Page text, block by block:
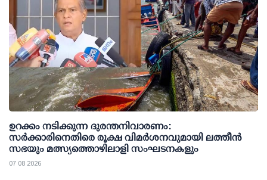
ഉറക്കം നടിക്കുന്ന ദുരന്തനിവാരണം:
സര്‍ക്കാരിനെതിരെ രൂക്ഷ വിമര്‍ശനവുമായി ലത്തീന്‍
സഭയും മത്സ്യത്തൊഴിലാളി സംഘടനകളും
07 08 2026